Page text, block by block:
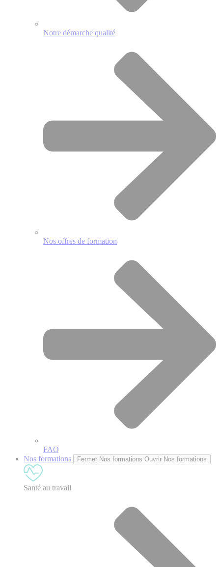
Notre démarche qualité
Nos offres de formation
FAQ
Nos formations
Fermer Nos formations Ouvrir Nos formations
Santé au travail